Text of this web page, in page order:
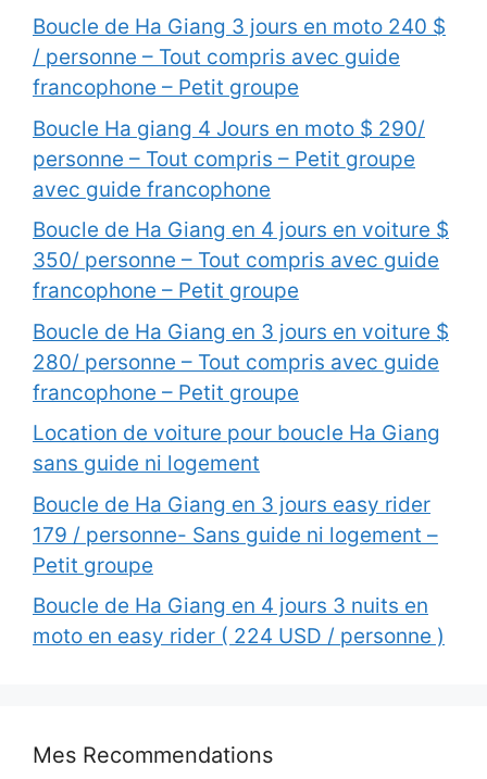
Boucle de Ha Giang 3 jours en moto 240 $
/ personne – Tout compris avec guide
francophone – Petit groupe
Boucle Ha giang 4 Jours en moto $ 290/
personne – Tout compris – Petit groupe
avec guide francophone
Boucle de Ha Giang en 4 jours en voiture $
350/ personne – Tout compris avec guide
francophone – Petit groupe
Boucle de Ha Giang en 3 jours en voiture $
280/ personne – Tout compris avec guide
francophone – Petit groupe
Location de voiture pour boucle Ha Giang
sans guide ni logement
Boucle de Ha Giang en 3 jours easy rider
179 / personne- Sans guide ni logement –
Petit groupe
Boucle de Ha Giang en 4 jours 3 nuits en
moto en easy rider ( 224 USD / personne )
Mes Recommendations